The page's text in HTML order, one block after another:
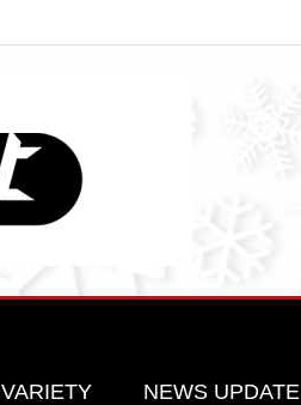
VARIETY NEWS UPDATE